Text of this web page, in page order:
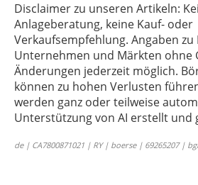
Disclaimer zu unseren Artikeln:
Anlageberatung, keine Kauf- oder
Verkaufsempfehlung. Angaben zu
Unternehmen und Märkten ohne
Änderungen jederzeit möglich.
können zu hohen Verlusten
werden ganz oder teilweise
Unterstützung von AI erstellt und
de | CA7800871021 | RY | boerse | 69265207 |